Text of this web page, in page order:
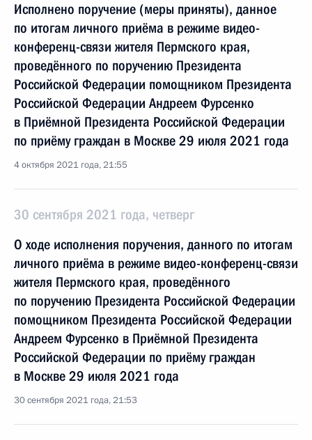
Исполнено поручение (меры приняты), данное
по итогам личного приёма в режиме видео-
конференц-связи жителя Пермского края,
проведённого по поручению Президента
Российской Федерации помощником Президента
Российской Федерации Андреем Фурсенко
в Приёмной Президента Российской Федерации
по приёму граждан в Москве 29 июля 2021 года
4 октября 2021 года, 21:55
30 сентября 2021 года, четверг
О ходе исполнения поручения, данного по итогам
личного приёма в режиме видео-конференц-связи
жителя Пермского края, проведённого
по поручению Президента Российской Федерации
помощником Президента Российской Федерации
Андреем Фурсенко в Приёмной Президента
Российской Федерации по приёму граждан
в Москве 29 июля 2021 года
30 сентября 2021 года, 21:53